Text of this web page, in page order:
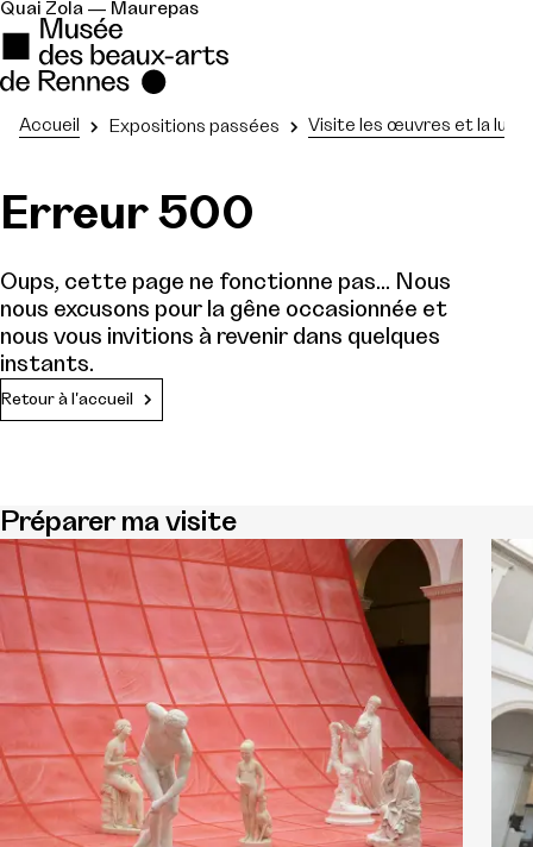
Quai Zola — Maurepas
Accueil Expositions passées Visite les œuvres et la
Erreur 500
Oups, cette page ne fonctionne pas... Nous
nous excusons pour la gêne occasionnée et
nous vous invitions à revenir dans quelques
instants.
Retour à l'accueil
Préparer ma visite